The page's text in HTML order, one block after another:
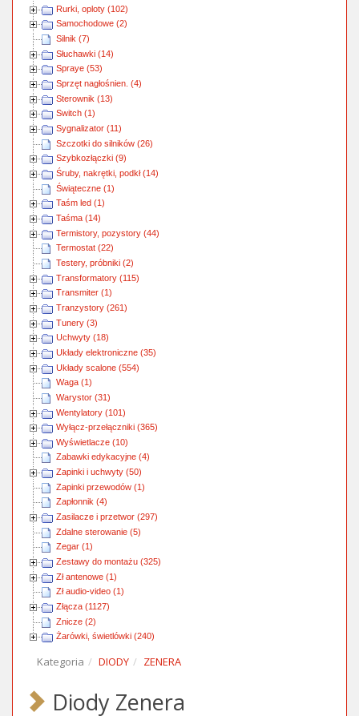
Rurki, oploty (102)
Samochodowe (2)
Silnik (7)
Słuchawki (14)
Spraye (53)
Sprzęt nagłośnien. (4)
Sterownik (13)
Switch (1)
Sygnalizator (11)
Szczotki do silników (26)
Szybkozłączki (9)
Śruby, nakrętki, podkł (14)
Świąteczne (1)
Taśm led (1)
Taśma (14)
Termistory, pozystory (44)
Termostat (22)
Testery, próbniki (2)
Transformatory (115)
Transmiter (1)
Tranzystory (261)
Tunery (3)
Uchwyty (18)
Układy elektroniczne (35)
Układy scalone (554)
Waga (1)
Warystor (31)
Wentylatory (101)
Wyłącz-przełączniki (365)
Wyświetlacze (10)
Zabawki edykacyjne (4)
Zapinki i uchwyty (50)
Zapinki przewodów (1)
Zapłonnik (4)
Zasilacze i przetwor (297)
Zdalne sterowanie (5)
Zegar (1)
Zestawy do montażu (325)
Zł antenowe (1)
Zł audio-video (1)
Złącza (1127)
Znicze (2)
Żarówki, świetlówki (240)
Kategoria DIODY ZENERA
Diody Zenera